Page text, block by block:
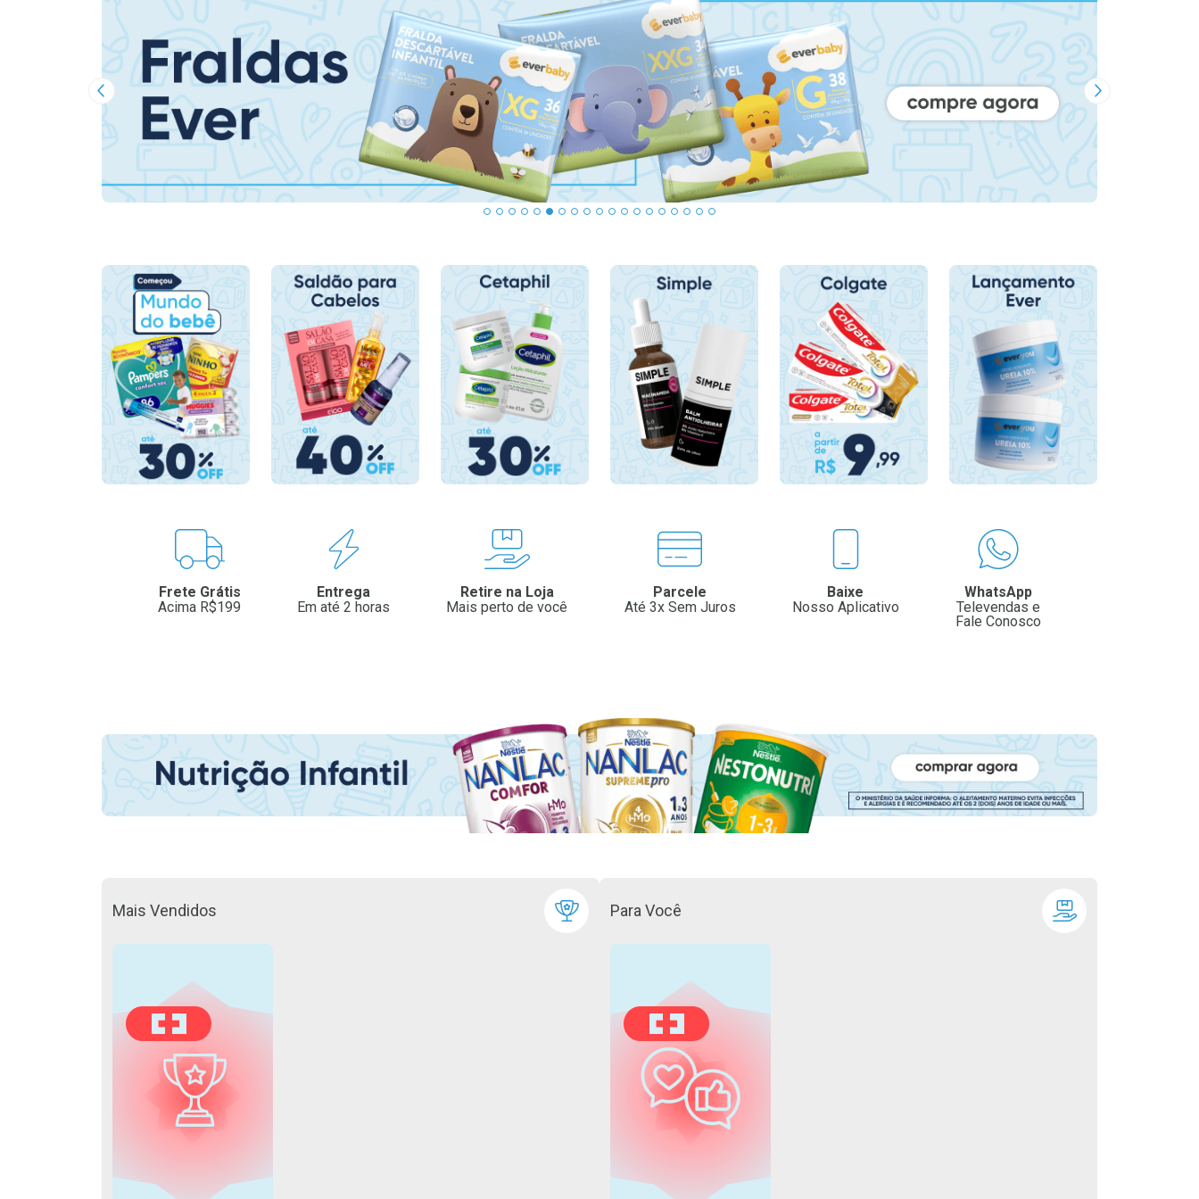
Imagem Anterior Próxima Imagem
Benefícios
Frete Grátis
Acima R$199
Entrega
Em até 2 horas
Retire na Loja
Mais perto de você
Parcele
Até 3x Sem Juros
Baixe
Nosso Aplicativo
WhatsApp
Televendas e
Fale Conosco
Mais Vendidos Para Você